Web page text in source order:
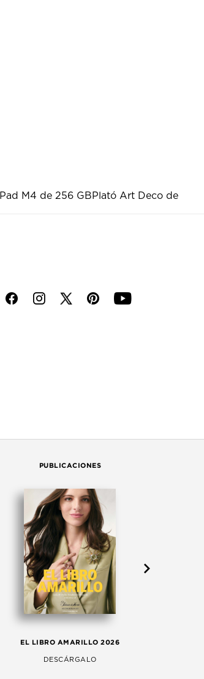
IPad M4 de 256 GBPlató Art Deco de
f i p y
PUBLICACIONES
EL LIBRO AMARILLO 2026
DESCÁRGALO